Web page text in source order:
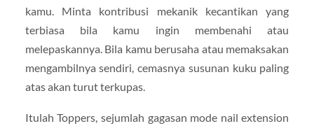
kamu. Minta kontribusi mekanik kecantikan yang
terbiasa bila kamu ingin membenahi atau
melepaskannya. Bila kamu berusaha atau memaksakan
mengambilnya sendiri, cemasnya susunan kuku paling
atas akan turut terkupas.
Itulah Toppers, sejumlah gagasan mode nail extension